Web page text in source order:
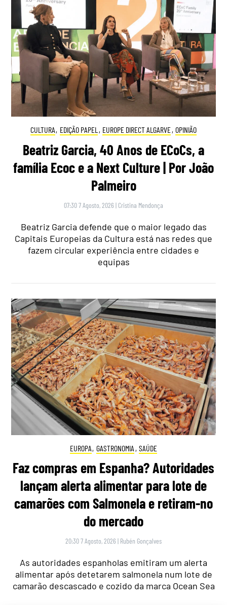
CULTURA, EDIÇÃO PAPEL , EUROPE DIRECT ALGARVE, OPINIÃO
Beatriz Garcia, 40 Anos de ECoCs, a
família Ecoc e a Next Culture | Por João
Palmeiro
07:30 7 Agosto, 2026 | Cristina Mendonça
Beatriz Garcia defende que o maior legado das
Capitais Europeias da Cultura está nas redes que
fazem circular experiência entre cidades e
equipas
EUROPA, GASTRONOMIA , SAÚDE
Faz compras em Espanha? Autoridades
lançam alerta alimentar para lote de
camarões com Salmonela e retiram-no
do mercado
20:30 7 Agosto, 2026 | Rubén Gonçalves
As autoridades espanholas emitiram um alerta
alimentar após detetarem salmonela num lote de
camarão descascado e cozido da marca Ocean Sea